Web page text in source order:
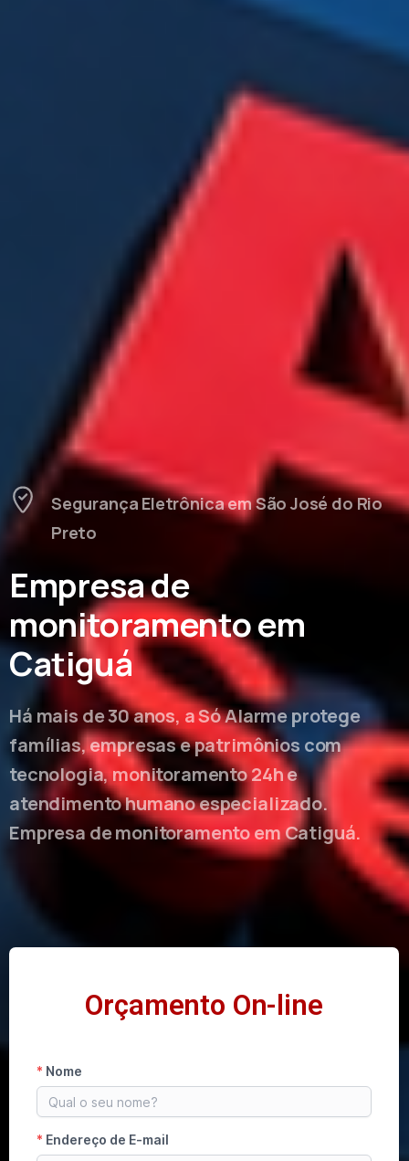
Segurança Eletrônica em São José do Rio
Preto
Empresa de
monitoramento em
Catiguá
Há mais de 30 anos, a Só Alarme protege
famílias, empresas e patrimônios com
tecnologia, monitoramento 24h e
atendimento humano especializado.
Empresa de monitoramento em Catiguá.
Orçamento On-line